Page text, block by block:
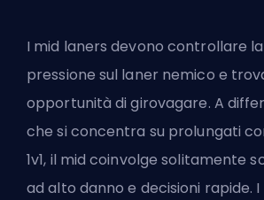
I mid laners devono controllare
pressione sul laner nemico e
opportunità di girovagare. A
che si concentra su prolungati
1v1, il mid coinvolge solitamente
ad alto danno e decisioni rapide.